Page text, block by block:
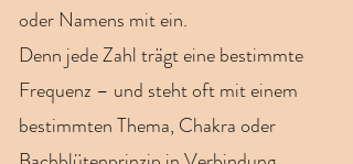
oder Namens mit ein.
Denn jede Zahl trägt eine bestimmte
Frequenz – und steht oft mit einem
bestimmten Thema, Chakra oder